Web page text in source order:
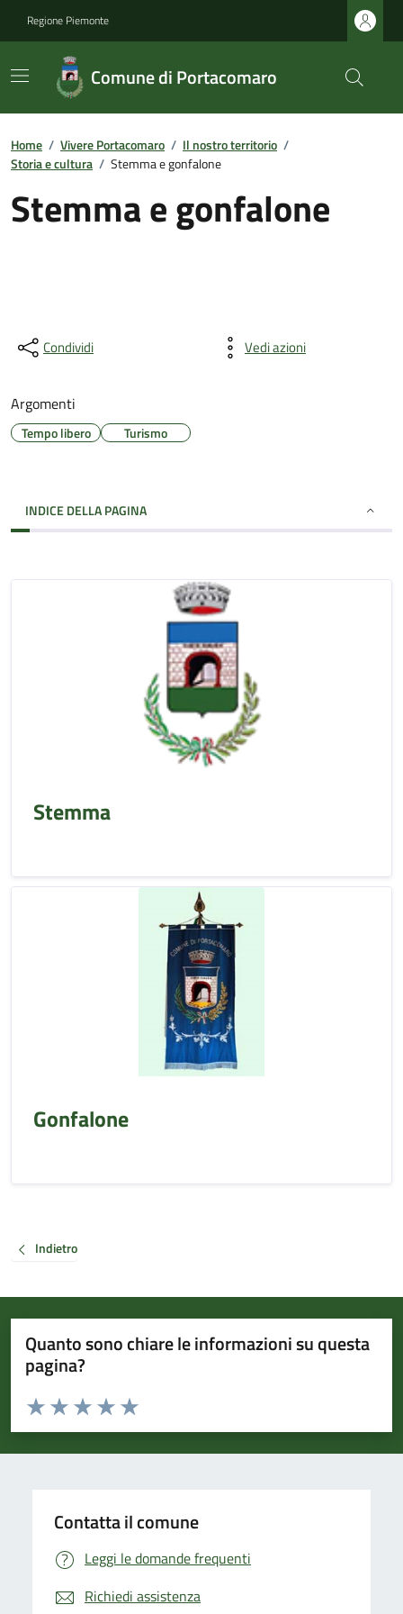
Regione Piemonte
Comune di Portacomaro
Home / Vivere Portacomaro / Il nostro territorio /
Storia e cultura / Stemma e gonfalone
Stemma e gonfalone
Condividi Vedi azioni
Argomenti
Tempo libero Turismo
INDICE DELLA PAGINA
Stemma
Gonfalone
Indietro
Quanto sono chiare le informazioni su questa
pagina?
Valuta da 1 a 5 stelle la pagina
Valuta 5 stelle su 5
Valuta 4 stelle su 5
Valuta 3 stelle su 5
Valuta 2 stelle su 5
Valuta 1 stelle su 5
Contatta il comune
Leggi le domande frequenti
Richiedi assistenza